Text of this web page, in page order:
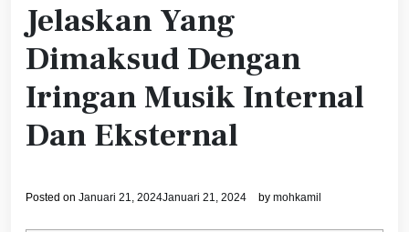
Jelaskan Yang
Dimaksud Dengan
Iringan Musik Internal
Dan Eksternal
Posted on Januari 21, 2024Januari 21, 2024 by mohkamil